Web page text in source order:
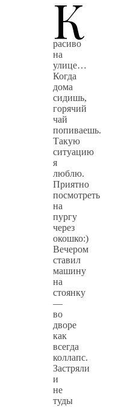
К
расиво
на
улице…
Когда
дома
сидишь,
горячий
чай
попиваешь.
Такую
ситуацию
я
люблю.
Приятно
посмотреть
на
пургу
через
окошко:)
Вечером
ставил
машину
на
стоянку
—
во
дворе
как
всегда
коллапс.
Застряли
и
не
туды